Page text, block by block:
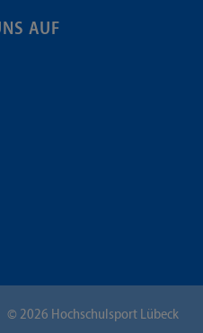
AUF
© 2026 Hochschulsport Lübeck